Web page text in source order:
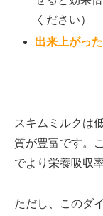
ください）
出来上がっ
スキムミルクは
質が豊富です。
でより栄養吸収
ただし、このダ